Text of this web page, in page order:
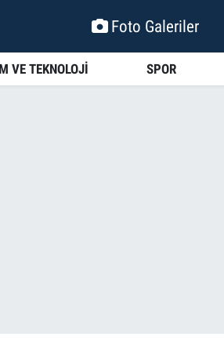
Foto Galeriler
VE TEKNOLOJİ SPOR